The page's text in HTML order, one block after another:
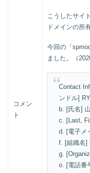
コメン
ト
こうしたサイ
ドメインの所
今回の「
ました。（
Contact
ンドル]
b. [氏名]
c. [Last,
d. [電子メ
f. [組織名]
g.
o. [電話番